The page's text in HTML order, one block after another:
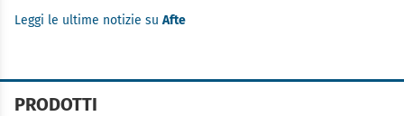
Leggi le ultime notizie su Afte
PRODOTTI